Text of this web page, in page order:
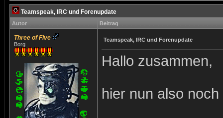
Teamspeak, IRC und Forenupdate
Autor Beitrag
Three of Five
Borg
Teamspeak, IRC und Forenupdate
Hallo zusammen,
hier nun also